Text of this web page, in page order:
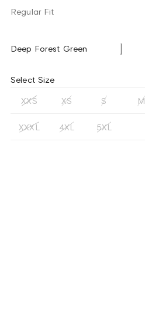
Regular Fit
Deep Forest Green
Select Size
XXS XS S M
XXXL 4XL 5XL